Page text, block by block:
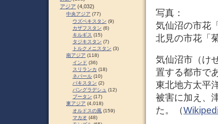
写真：
気仙沼の市花
北見の市花「
気仙沼市（け
置する都市で
東北地方太平
被害に加え、
た。（
アジア (4,032)
中央アジア (77)
ウズベキスタン (9)
カザフスタン (6)
キルギス (15)
タジキスタン (7)
トルクメニスタン (3)
南アジア (118)
インド (36)
スリランカ (18)
ネパール (10)
パキスタン (2)
バングラデシュ (12)
ブータン (17)
東アジア (4,018)
オルドスの風 (159)
マカオ (48)